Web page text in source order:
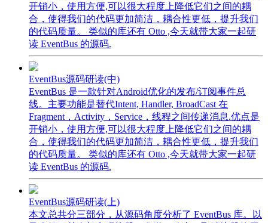
开销小，使用方便,可以很大程度上降低它们之间的耦
合，使得我们的代码更加简洁，耦合性更低，提升我们
的代码质量。 类似的库还有 Otto ,今天就带大家一起研
读 EventBus 的源码.
EventBus源码研读(中)
EventBus 是一款针对Android优化的发布/订阅事件总
线。主要功能是替代Intent, Handler, BroadCast 在
Fragment，Activity，Service，线程之间传递消息.优点是
开销小，使用方便,可以很大程度上降低它们之间的耦
合，使得我们的代码更加简洁，耦合性更低，提升我们
的代码质量。 类似的库还有 Otto ,今天就带大家一起研
读 EventBus 的源码.
EventBus源码研读(上)
本文总共分三部分，从源码角度分析了 EventBus 库。以